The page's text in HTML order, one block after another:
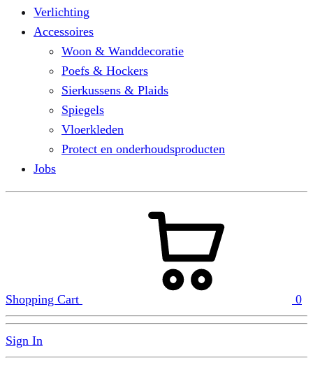
Verlichting
Accessoires
Woon & Wanddecoratie
Poefs & Hockers
Sierkussens & Plaids
Spiegels
Vloerkleden
Protect en onderhoudsproducten
Jobs
Shopping Cart 0
Sign In